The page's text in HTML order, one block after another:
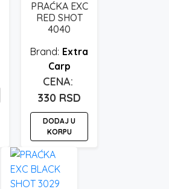
PRAĆKA EXC
RED SHOT
4040
Extra
Carp
330 RSD
DODAJ U
KORPU